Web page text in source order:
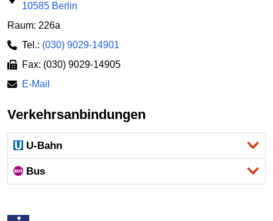
10585 Berlin
Raum: 226a
Tel.: (030) 9029-14901
Fax: (030) 9029-14905
E-Mail
Verkehrsanbindungen
U-Bahn
Bus